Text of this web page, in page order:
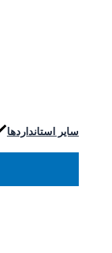
سایر استانداردها